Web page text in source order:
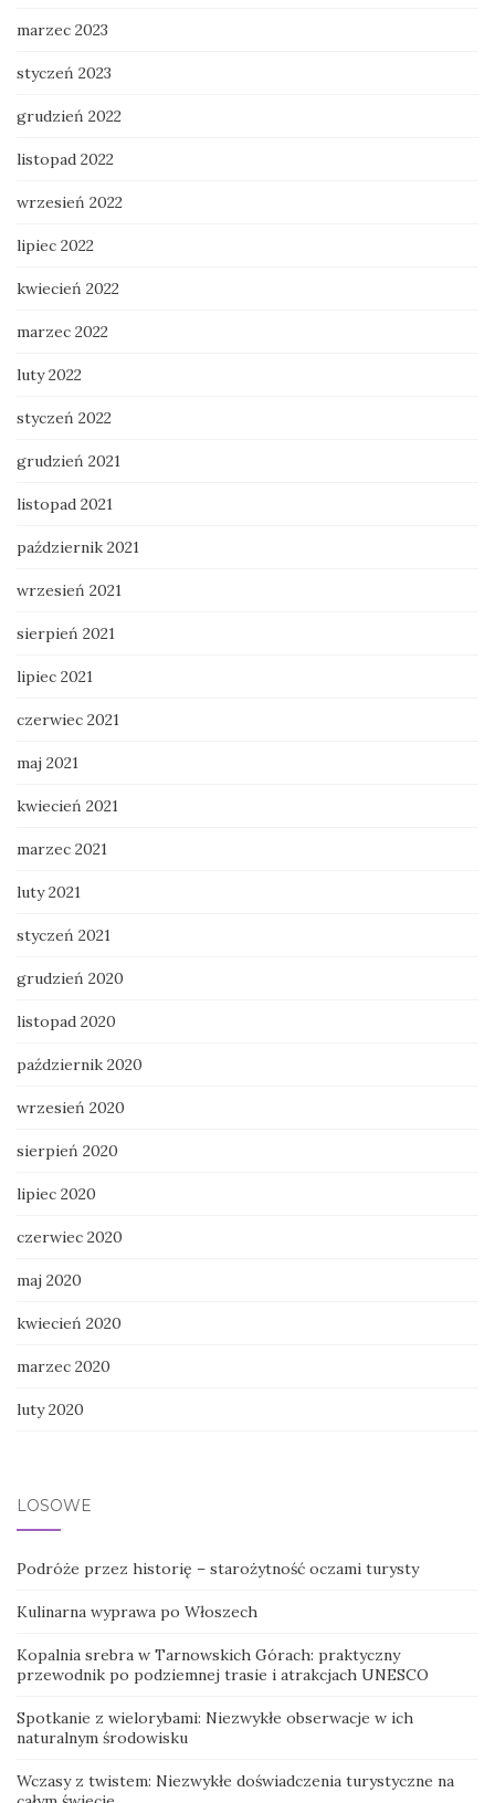
marzec 2023
styczeń 2023
grudzień 2022
listopad 2022
wrzesień 2022
lipiec 2022
kwiecień 2022
marzec 2022
luty 2022
styczeń 2022
grudzień 2021
listopad 2021
październik 2021
wrzesień 2021
sierpień 2021
lipiec 2021
czerwiec 2021
maj 2021
kwiecień 2021
marzec 2021
luty 2021
styczeń 2021
grudzień 2020
listopad 2020
październik 2020
wrzesień 2020
sierpień 2020
lipiec 2020
czerwiec 2020
maj 2020
kwiecień 2020
marzec 2020
luty 2020
LOSOWE
Podróże przez historię – starożytność oczami turysty
Kulinarna wyprawa po Włoszech
Kopalnia srebra w Tarnowskich Górach: praktyczny
przewodnik po podziemnej trasie i atrakcjach UNESCO
Spotkanie z wielorybami: Niezwykłe obserwacje w ich
naturalnym środowisku
Wczasy z twistem: Niezwykłe doświadczenia turystyczne na